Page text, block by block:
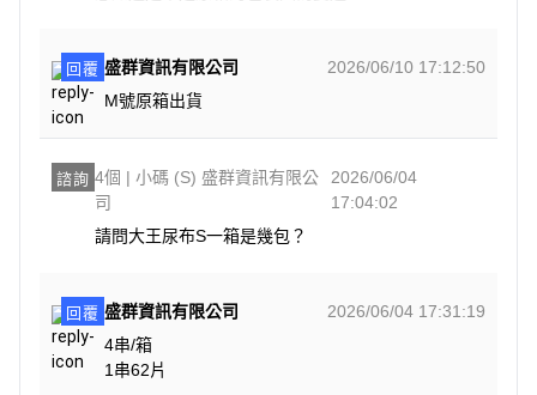
回覆 盛群資訊有限公司
2026/06/10 17:12:50
M號原箱出貨
諮詢 4個 | 小碼 (S) 盛群資訊有限公
司
2026/06/04
17:04:02
請問大王尿布S一箱是幾包？
回覆 盛群資訊有限公司
2026/06/04 17:31:19
4串/箱
1串62片